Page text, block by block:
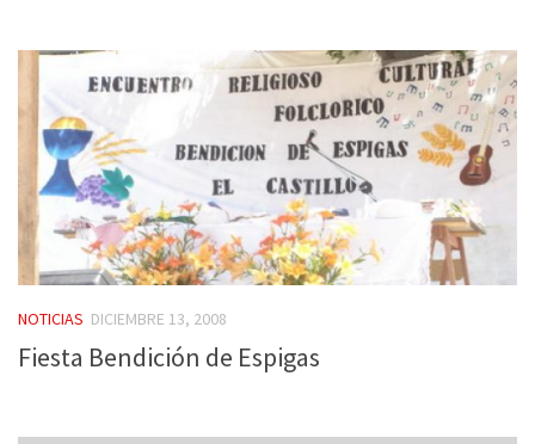
NOTICIAS DICIEMBRE 13, 2008
Fiesta Bendición de Espigas